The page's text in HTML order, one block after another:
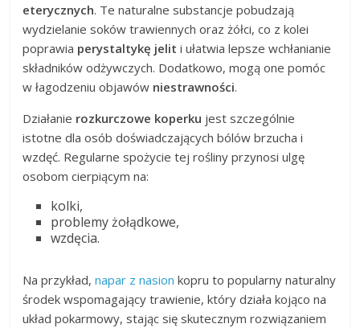
eterycznych. Te naturalne substancje pobudzają
wydzielanie soków trawiennych oraz żółci, co z kolei
poprawia perystaltykę jelit i ułatwia lepsze wchłanianie
składników odżywczych. Dodatkowo, mogą one pomóc
w łagodzeniu objawów niestrawności.
Działanie rozkurczowe koperku jest szczególnie
istotne dla osób doświadczających bólów brzucha i
wzdęć. Regularne spożycie tej rośliny przynosi ulgę
osobom cierpiącym na:
kolki,
problemy żołądkowe,
wzdęcia.
Na przykład,napar z nasion kopru to popularny naturalny
środek wspomagający trawienie, który działa kojąco na
układ pokarmowy, stając się skutecznym rozwiązaniem